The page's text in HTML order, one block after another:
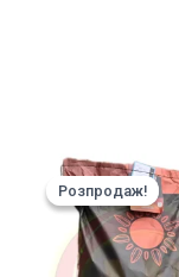
Розпродаж!
Розпродаж!